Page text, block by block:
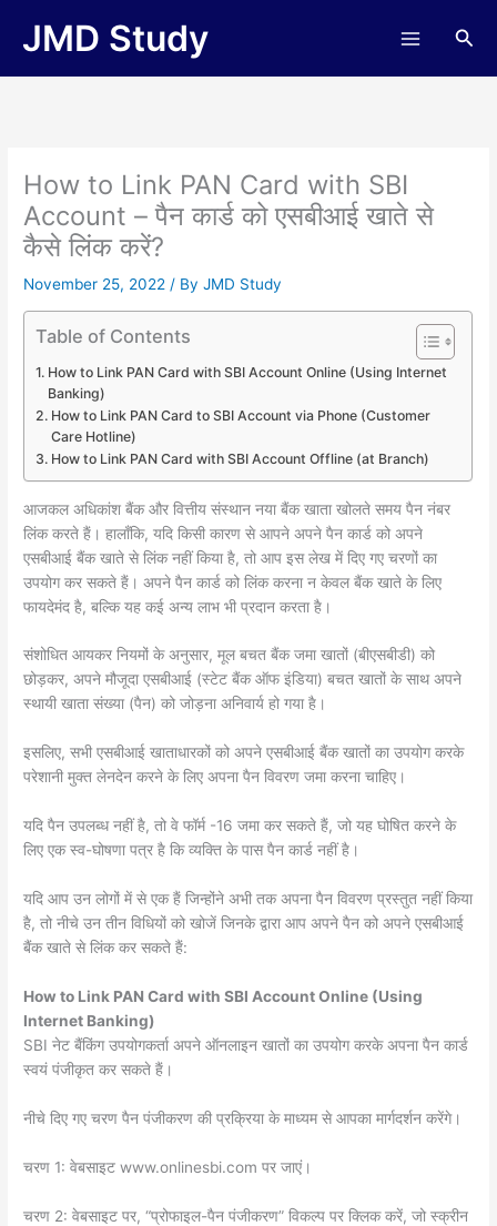
JMD Study
How to Link PAN Card with SBI
Account – पैन कार्ड को एसबीआई खाते से
कैसे लिंक करें?
November 25, 2022/ ByJMD Study
Table of Contents
How to Link PAN Card with SBI Account Online (Using Internet
Banking)
How to Link PAN Card to SBI Account via Phone (Customer
Care Hotline)
How to Link PAN Card with SBI Account Offline (at Branch)
आजकल अधिकांश बैंक और वित्तीय संस्थान नया बैंक खाता खोलते समय पैन नंबर
लिंक करते हैं। हालाँकि, यदि किसी कारण से आपने अपने पैन कार्ड को अपने
एसबीआई बैंक खाते से लिंक नहीं किया है, तो आप इस लेख में दिए गए चरणों का
उपयोग कर सकते हैं। अपने पैन कार्ड को लिंक करना न केवल बैंक खाते के लिए
फायदेमंद है, बल्कि यह कई अन्य लाभ भी प्रदान करता है।
संशोधित आयकर नियमों के अनुसार, मूल बचत बैंक जमा खातों (बीएसबीडी) को
छोड़कर, अपने मौजूदा एसबीआई (स्टेट बैंक ऑफ इंडिया) बचत खातों के साथ अपने
स्थायी खाता संख्या (पैन) को जोड़ना अनिवार्य हो गया है।
इसलिए, सभी एसबीआई खाताधारकों को अपने एसबीआई बैंक खातों का उपयोग करके
परेशानी मुक्त लेनदेन करने के लिए अपना पैन विवरण जमा करना चाहिए।
यदि पैन उपलब्ध नहीं है, तो वे फॉर्म -16 जमा कर सकते हैं, जो यह घोषित करने के
लिए एक स्व-घोषणा पत्र है कि व्यक्ति के पास पैन कार्ड नहीं है।
यदि आप उन लोगों में से एक हैं जिन्होंने अभी तक अपना पैन विवरण प्रस्तुत नहीं किया
है, तो नीचे उन तीन विधियों को खोजें जिनके द्वारा आप अपने पैन को अपने एसबीआई
बैंक खाते से लिंक कर सकते हैं:
How to Link PAN Card with SBI Account Online (Using
Internet Banking)
SBI नेट बैंकिंग उपयोगकर्ता अपने ऑनलाइन खातों का उपयोग करके अपना पैन कार्ड
स्वयं पंजीकृत कर सकते हैं।
नीचे दिए गए चरण पैन पंजीकरण की प्रक्रिया के माध्यम से आपका मार्गदर्शन करेंगे।
चरण 1: वेबसाइट www.onlinesbi.com पर जाएं।
चरण 2: वेबसाइट पर, “प्रोफाइल-पैन पंजीकरण” विकल्प पर क्लिक करें, जो स्क्रीन